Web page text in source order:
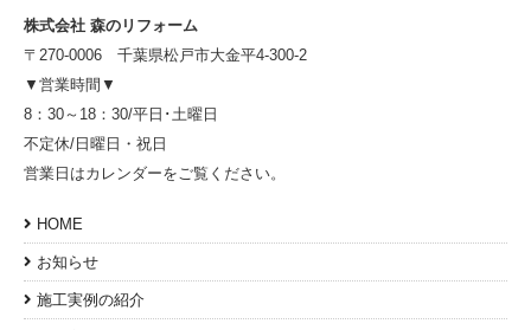
株式会社 森のリフォーム
〒270-0006 千葉県松戸市大金平4-300-2
▼営業時間▼
8：30～18：30/平日･土曜日
不定休/日曜日・祝日
営業日はカレンダーをご覧ください。
HOME
お知らせ
施工実例の紹介